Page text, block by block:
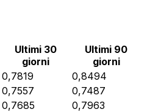
Ultimi 30
giorni
Ultimi 90
giorni
0,7819
0,8494
0,7557
0,7487
0,7685
0,7963